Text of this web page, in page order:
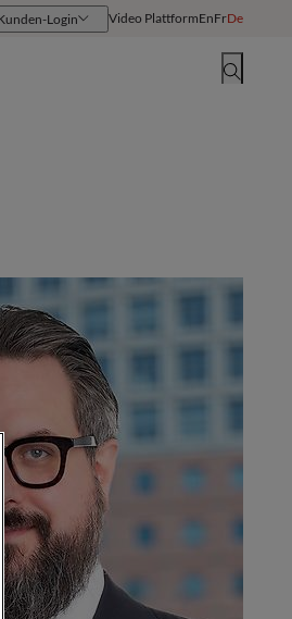
Login Video PlattformEnFrDe